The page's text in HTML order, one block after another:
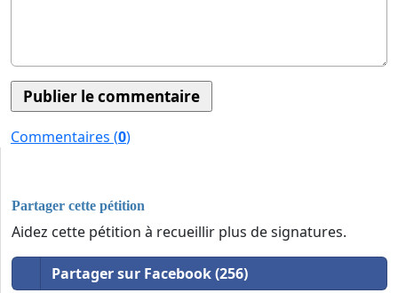
Commentaires (0)
Partager cette pétition
Aidez cette pétition à recueillir plus de signatures.
Partager sur Facebook (256)